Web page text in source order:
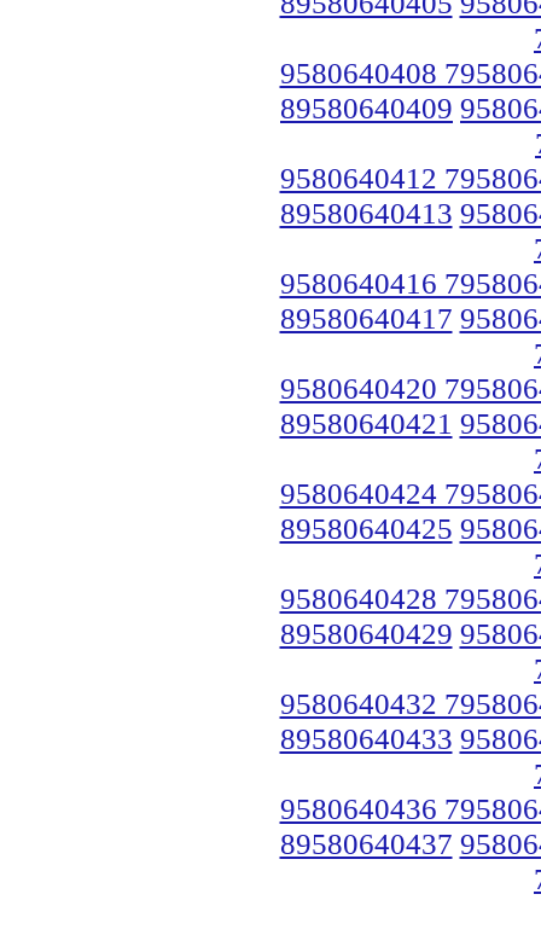
9580640408
89580640409
9580640412
89580640413
9580640416
89580640417
9580640420
89580640421
9580640424
89580640425
9580640428
89580640429
9580640432
89580640433
9580640436
89580640437